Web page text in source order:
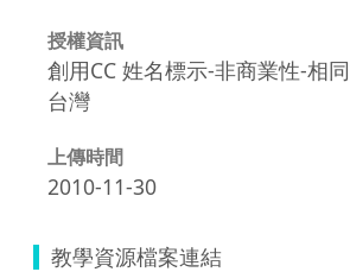
授權資訊
創用CC 姓名標示-非商業性-相
台灣
上傳時間
2010-11-30
教學資源檔案連結